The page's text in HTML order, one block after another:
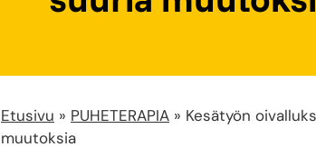
Etusivu » PUHETERAPIA » Kesätyön
muutoksia